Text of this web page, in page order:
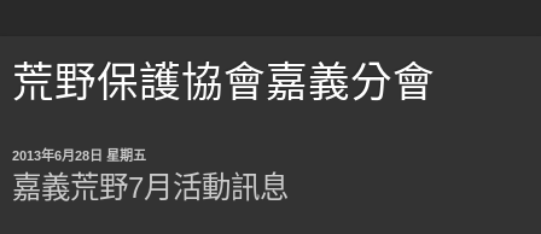
荒野保護協會嘉義分會
2013年6月28日 星期五
嘉義荒野7月活動訊息